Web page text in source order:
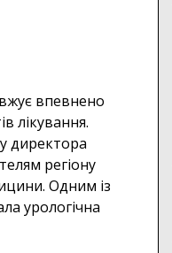
впевнено
лікування.
директора
регіону
Одним із
урологічна